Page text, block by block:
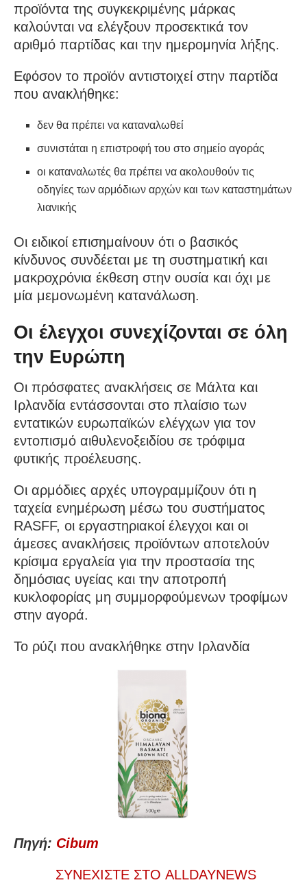
προϊόντα της συγκεκριμένης μάρκας
καλούνται να ελέγξουν προσεκτικά τον
αριθμό παρτίδας και την ημερομηνία λήξης.
Εφόσον το προϊόν αντιστοιχεί στην παρτίδα
που ανακλήθηκε:
δεν θα πρέπει να καταναλωθεί
συνιστάται η επιστροφή του στο σημείο αγοράς
οι καταναλωτές θα πρέπει να ακολουθούν τις
οδηγίες των αρμόδιων αρχών και των καταστημάτων
λιανικής
Οι ειδικοί επισημαίνουν ότι ο βασικός
κίνδυνος συνδέεται με τη συστηματική και
μακροχρόνια έκθεση στην ουσία και όχι με
μία μεμονωμένη κατανάλωση.
Οι έλεγχοι συνεχίζονται σε όλη
την Ευρώπη
Οι πρόσφατες ανακλήσεις σε Μάλτα και
Ιρλανδία εντάσσονται στο πλαίσιο των
εντατικών ευρωπαϊκών ελέγχων για τον
εντοπισμό αιθυλενοξειδίου σε τρόφιμα
φυτικής προέλευσης.
Οι αρμόδιες αρχές υπογραμμίζουν ότι η
ταχεία ενημέρωση μέσω του συστήματος
RASFF, οι εργαστηριακοί έλεγχοι και οι
άμεσες ανακλήσεις προϊόντων αποτελούν
κρίσιμα εργαλεία για την προστασία της
δημόσιας υγείας και την αποτροπή
κυκλοφορίας μη συμμορφούμενων τροφίμων
στην αγορά.
Το ρύζι που ανακλήθηκε στην Ιρλανδία
Πηγή: Cibum
ΣΥΝΕΧΙΣΤΕ ΣΤΟ ALLDAYNEWS